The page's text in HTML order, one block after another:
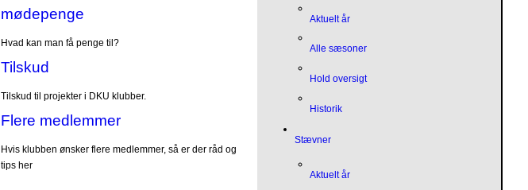
mødepenge
Hvad kan man få penge til?
Tilskud
Tilskud til projekter i DKU klubber.
Flere medlemmer
Hvis klubben ønsker flere medlemmer, så er der råd og
tips her
Aktuelt år
Alle sæsoner
Hold oversigt
Historik
Stævner
Aktuelt år